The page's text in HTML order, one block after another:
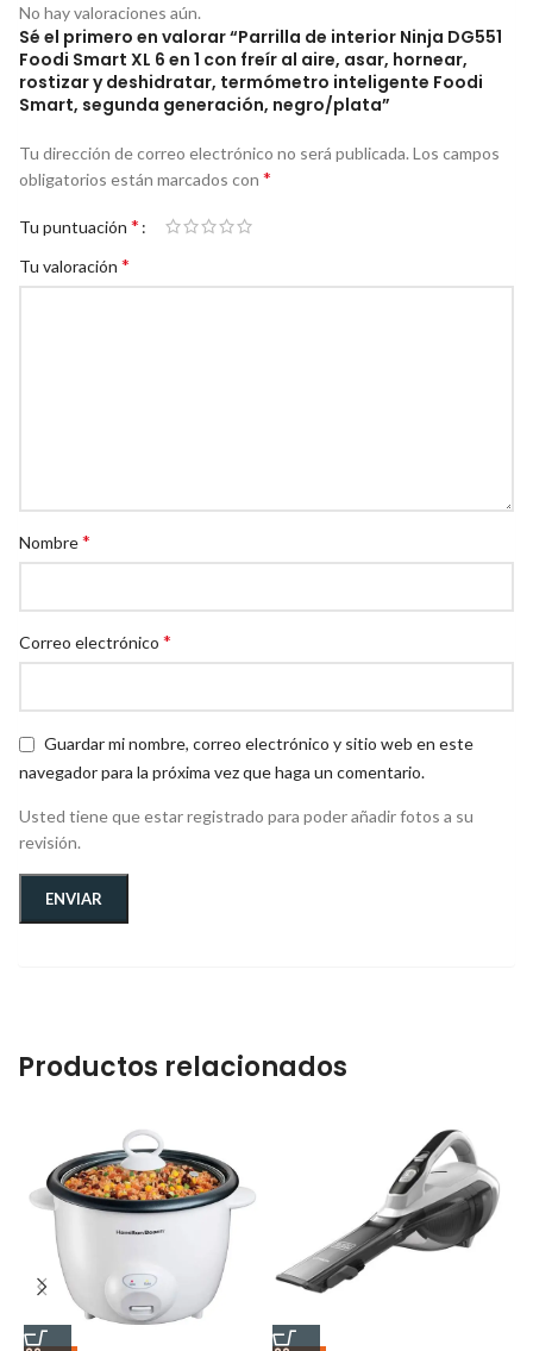
No hay valoraciones aún.
Sé el primero en valorar “Parrilla de interior Ninja DG551
Foodi Smart XL 6 en 1 con freír al aire, asar, hornear,
rostizar y deshidratar, termómetro inteligente Foodi
Smart, segunda generación, negro/plata”
Tu dirección de correo electrónico no será publicada. Los campos
obligatorios están marcados con *
Tu puntuación *
Tu valoración *
Nombre*
Correo electrónico *
Guardar mi nombre, correo electrónico y sitio web en este
navegador para la próxima vez que haga un comentario.
Usted tiene que estar registrado para poder añadir fotos a su
revisión.
Productos relacionados